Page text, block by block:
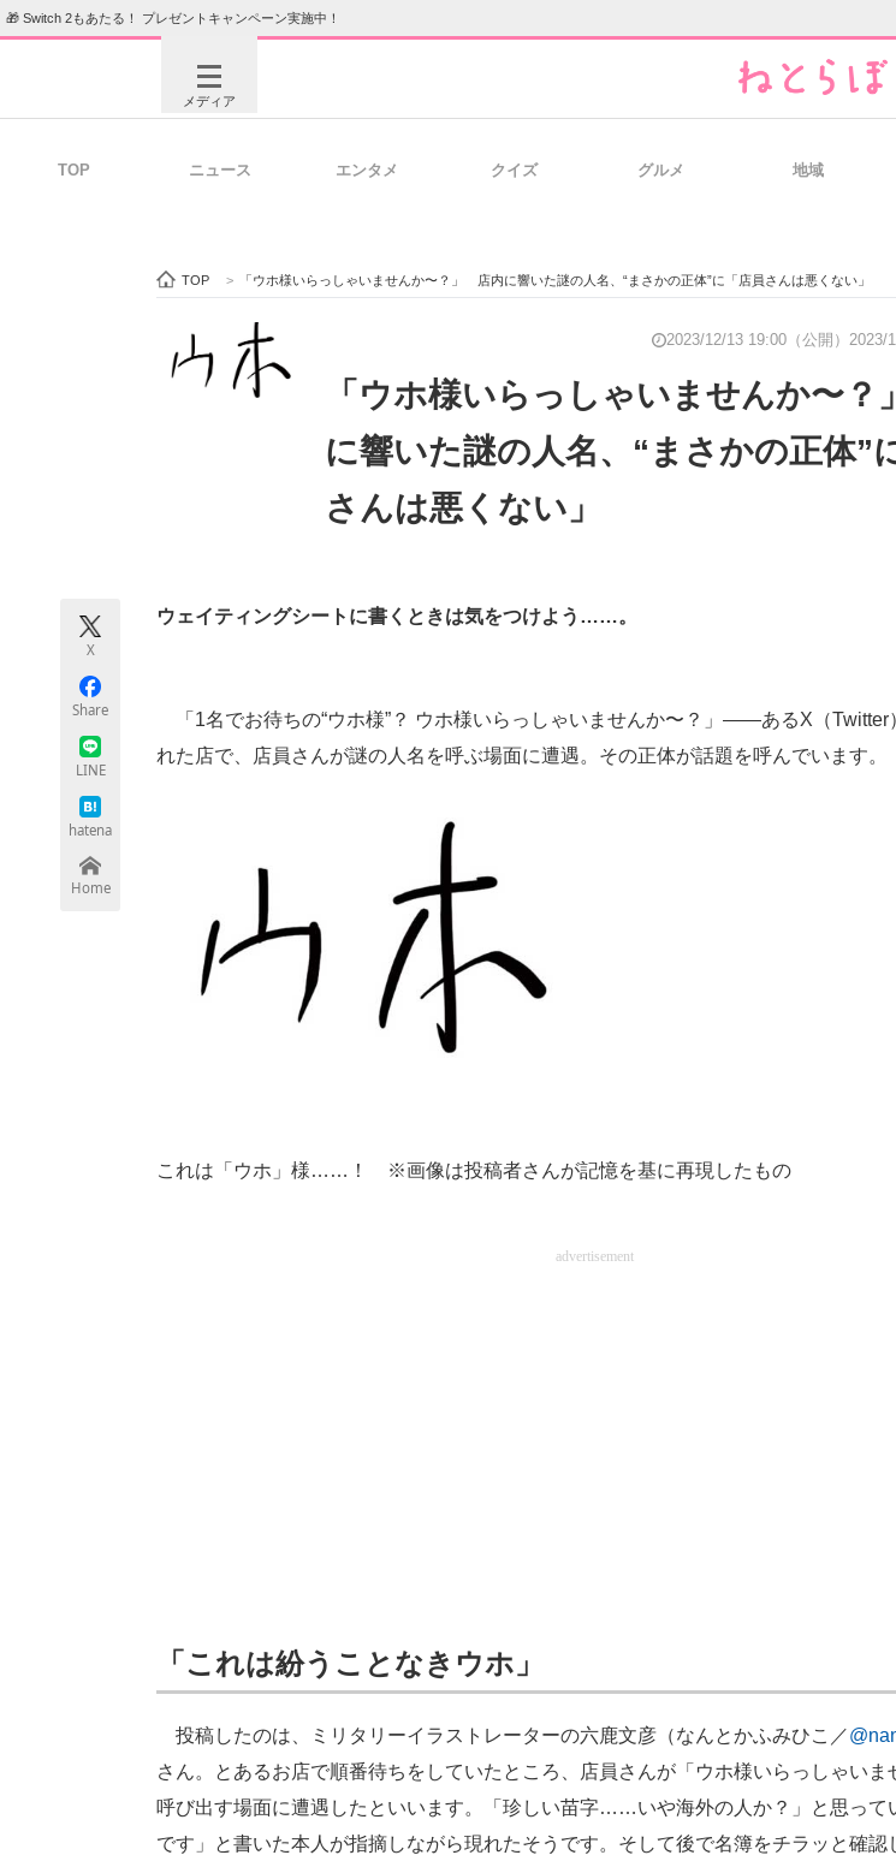
🎁 Switch 2もあたる！ プレゼントキャンペーン実施中！
メディア
ビジネスと働き方のヒント
ITエンジニア向け専門サイト 企業向けIT製品の総合サイト IT製品の技術・比較・事例
TOP ニュース エンタメ クイズ グルメ 地域
TOP > 「ウホ様いらっしゃいませんか〜？」 店内に響いた謎の人名、“まさかの正体”に「店員さんは悪くない」
2023/12/13 19:00（公開） 2023/
「ウホ様いらっしゃいませんか〜
に響いた謎の人名、“まさかの正体”
さんは悪くない」
X
Share
LINE
hatena
Home
ウェイティングシートに書くときは気をつけよう……。
「1名でお待ちの“ウホ様”？ ウホ様いらっしゃいませんか〜？」――あるX（Twitter
れた店で、店員さんが謎の人名を呼ぶ場面に遭遇。その正体が話題を呼んでいます。
これは「ウホ」様……！ ※画像は投稿者さんが記憶を基に再現したもの
advertisement
「これは紛うことなきウホ」
投稿したのは、ミリタリーイラストレーターの六鹿文彦（なんとかふみひこ／
さん。とあるお店で順番待ちをしていたところ、店員さんが「ウホ様いらっしゃいま
呼び出す場面に遭遇したといいます。「珍しい苗字……いや海外の人か？」と思って
です」と書いた本人が指摘しながら現れたそうです。そして後で名簿をチラッと確認